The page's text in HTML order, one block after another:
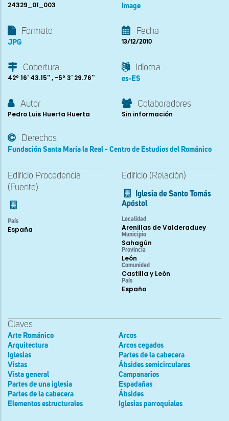
24329_01_003 Image
Formato
JPG
Fecha
13/12/2010
Cobertura
42º 16' 43.15'' , -5º 3' 29.76''
Idioma
es-ES
Autor
Pedro Luis Huerta Huerta
Colaboradores
Sin información
Derechos
Fundación Santa María la Real - Centro de Estudios del Románico
Edificio Procedencia
(Fuente)
País
España
Edificio (Relación)
Iglesia de Santo Tomás
Apóstol
Localidad
Arenillas de Valderaduey
Municipio
Sahagún
Provincia
León
Comunidad
Castilla y León
País
España
Claves
Arte Románico
Arquitectura
Iglesias
Vistas
Vista general
Partes de una iglesia
Partes de la cabecera
Elementos estructurales
Arcos
Arcos cegados
Partes de la cabecera
Ábsides semicirculares
Campanarios
Espadañas
Ábsides
Iglesias parroquiales